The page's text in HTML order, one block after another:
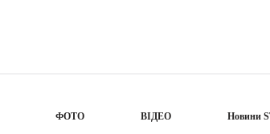
ФОТО ВІДЕО Новини